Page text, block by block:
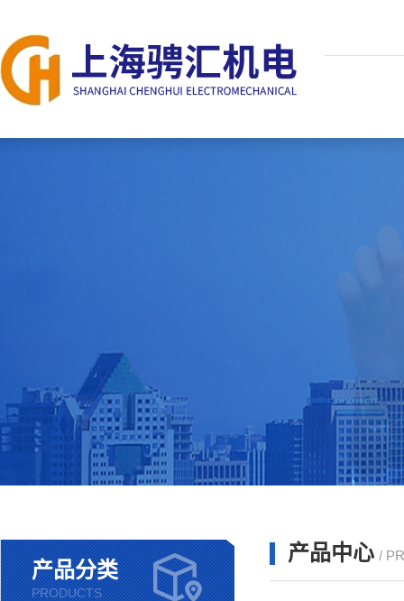
产品分类
PRODUCTS
产品中心 /